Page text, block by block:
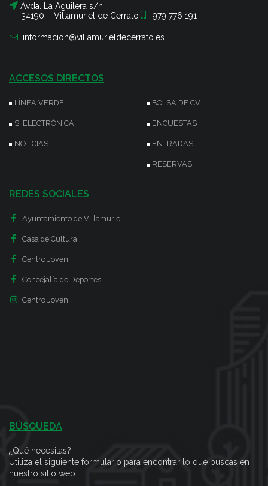
Avda. La Aguilera s/n
34190 – Villamuriel de Cerrato
979 776 191
informacion@villamurieldecerrato.es
ACCESOS DIRECTOS
LÍNEA VERDE
S. ELECTRÓNICA
NOTICIAS
BOLSA DE CV
ENCUESTAS
ENTRADAS
RESERVAS
REDES SOCIALES
Ayuntamiento de Villamuriel
Casa de Cultura
Centro Joven
Concejalía de Deportes
Centro Joven
BÚSQUEDA
¿Qué necesitas?
Utiliza el siguiente formulario para encontrar lo que buscas en
nuestro sitio web